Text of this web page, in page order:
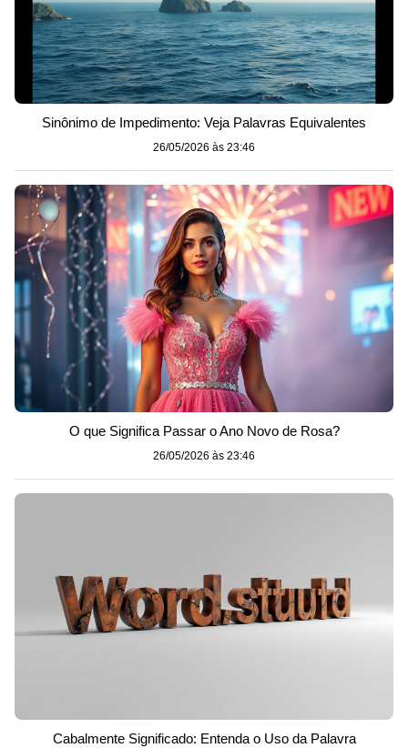
Sinônimo de Impedimento: Veja Palavras Equivalentes
26/05/2026 às 23:46
O que Significa Passar o Ano Novo de Rosa?
26/05/2026 às 23:46
Cabalmente Significado: Entenda o Uso da Palavra